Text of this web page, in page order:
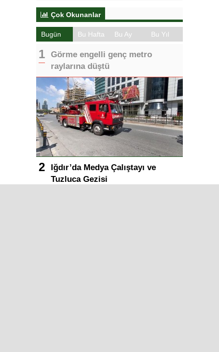
Çok Okunanlar
Bugün Bu Hafta Bu Ay Bu Yıl
Görme engelli genç metro
raylarına düştü
Iğdır’da Medya Çalıştayı ve
Tuzluca Gezisi